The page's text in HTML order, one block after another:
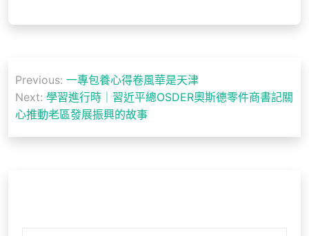
章
導
覽
Previous: 一專包養心得卷風華是天津
Next: 學習進行時｜習近平總OSDER奧斯德零件商書記關
心推動老區發展振興的故事